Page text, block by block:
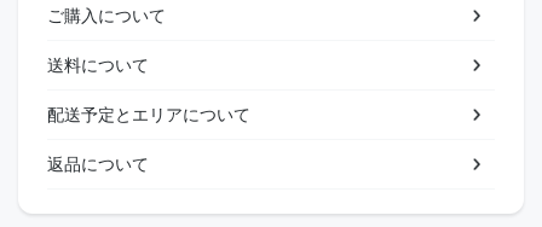
ご購入について
送料について
配送予定とエリアについて
返品について